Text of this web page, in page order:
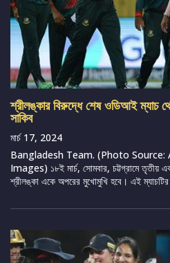
শ্রীলঙ্কার বিরুদ্ধে শেষ ওডিআই ম্যাচ
সাকিব
মার্চ 17, 2024
Bangladesh Team. (Photo Source:
Images) ১৮ই মার্চ, সোমবার, চট্টগ্রামে তৃতীয়
শ্রীলঙ্কা একে অপরের মুখোমুখি হবে। এই